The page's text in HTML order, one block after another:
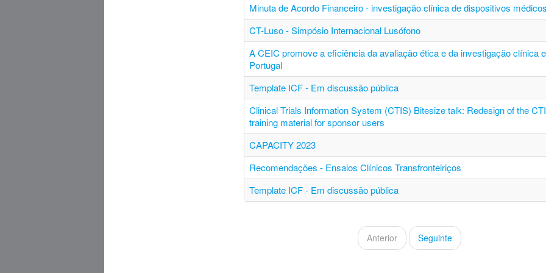
Minuta de Acordo Financeiro - investigação clínica de dispositivos médicos
CT-Luso - Simpósio Internacional Lusófono
A CEIC promove a eficiência da avaliação ética e da investigação clínica
Portugal
Template ICF - Em discussão pública
Clinical Trials Information System (CTIS) Bitesize talk: Redesign of the
training material for sponsor users
CAPACITY 2023
Recomendações - Ensaios Clínicos Transfronteiriços
Template ICF - Em discussão pública
Anterior Seguinte